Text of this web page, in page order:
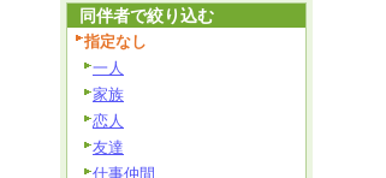
同伴者で絞り込む
指定なし
一人
家族
恋人
友達
仕事仲間